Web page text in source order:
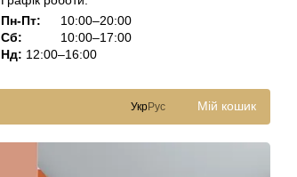
Пн-Пт:
10:00–20:00
Сб:
10:00–17:00
Нд: 12:00–16:00
УкрРус Мій кошик